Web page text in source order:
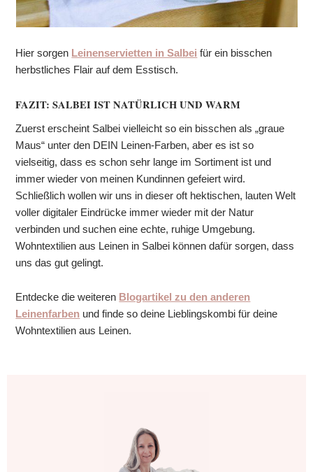
Hier sorgen Leinenservietten in Salbei für ein bisschen
herbstliches Flair auf dem Esstisch.
FAZIT: SALBEI IST NATÜRLICH UND WARM
Zuerst erscheint Salbei vielleicht so ein bisschen als „graue
Maus“ unter den DEIN Leinen-Farben, aber es ist so
vielseitig, dass es schon sehr lange im Sortiment ist und
immer wieder von meinen Kundinnen gefeiert wird.
Schließlich wollen wir uns in dieser oft hektischen, lauten Welt
voller digitaler Eindrücke immer wieder mit der Natur
verbinden und suchen eine echte, ruhige Umgebung.
Wohntextilien aus Leinen in Salbei können dafür sorgen, dass
uns das gut gelingt.
Entdecke die weiteren Blogartikel zu den anderen
Leinenfarben und finde so deine Lieblingskombi für deine
Wohntextilien aus Leinen.